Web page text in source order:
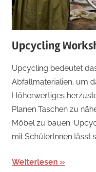
Upcycling
Upcycling bedeutet
Abfallmaterialien, um
Höherwertiges
Planen Taschen zu
Möbel zu bauen.
mit SchülerInnen lässt
Weiterlesen